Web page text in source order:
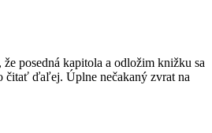
posedná kapitola a odložim knižku sa
čitať ďaľej. Úplne nečakaný zvrat na